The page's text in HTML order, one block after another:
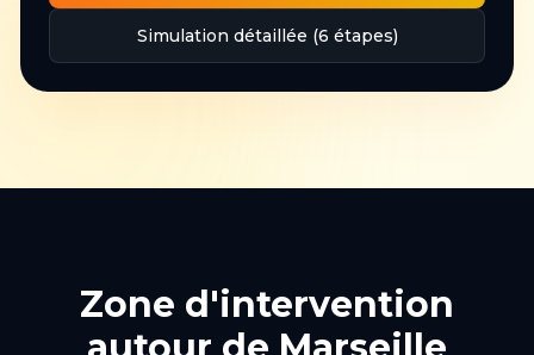
Simulation détaillée (6 étapes)
Zone d'intervention